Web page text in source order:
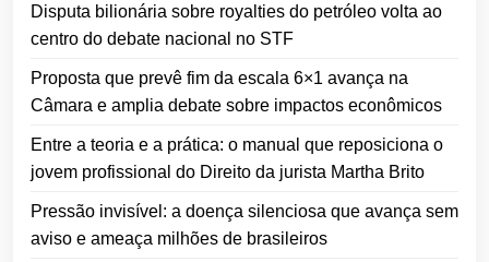
Disputa bilionária sobre royalties do petróleo volta ao
centro do debate nacional no STF
Proposta que prevê fim da escala 6×1 avança na
Câmara e amplia debate sobre impactos econômicos
Entre a teoria e a prática: o manual que reposiciona o
jovem profissional do Direito da jurista Martha Brito
Pressão invisível: a doença silenciosa que avança sem
aviso e ameaça milhões de brasileiros